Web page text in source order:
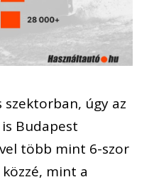
szektorban, úgy az
Budapest
több mint 6-szor
, mint a